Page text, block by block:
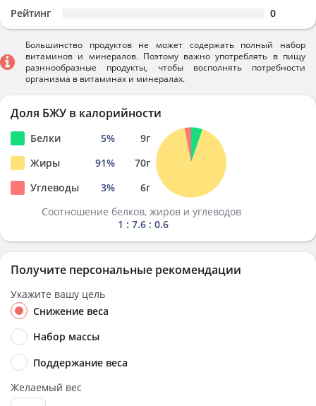
Рейтинг 0
Большинство продуктов не может содержать полный набор
витаминов и минералов. Поэтому важно употреблять в пищу
разннообразные продукты, чтобы восполнять потребности
организма в витаминах и минералах.
Доля БЖУ в калорийности
Белки 5% 9г
Жиры
91% 70г
Углеводы
3% 6г
Соотношение белков, жиров и углеводов
1 : 7.6 : 0.6
Получите персональные рекомендации
Укажите вашу цель
Снижение веса
Набор массы
Поддержание веса
Желаемый вес